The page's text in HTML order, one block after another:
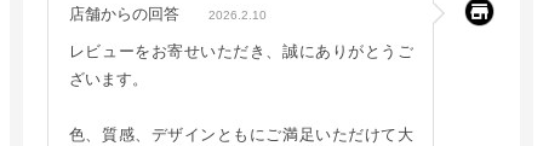
店舗からの回答 2026.2.10
レビューをお寄せいただき、誠にありがとうご
ざいます。
色、質感、デザインともにご満足いただけて大